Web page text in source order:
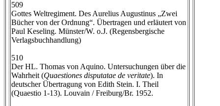
509
Gottes Weltregiment. Des Aurelius Augustinus „Zwei
Bücher von der Ordnung“. Übertragen und erläutert von
Paul Keseling. Münster/W. o.J. (Regensbergische
Verlagsbuchhandlung)
510
Der HL. Thomas von Aquino. Untersuchungen über die
Wahrheit (Quaestiones disputatae de veritate). In
deutscher Übertragung von Edith Stein. I. Theil
(Quaestio 1-13). Louvain / Freiburg/Br. 1952.